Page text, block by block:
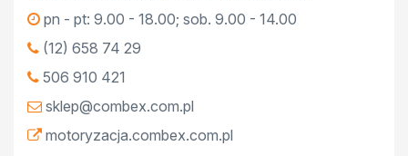
pn - pt: 9.00 - 18.00; sob. 9.00 - 14.00
(12) 658 74 29
506 910 421
sklep@combex.com.pl
motoryzacja.combex.com.pl